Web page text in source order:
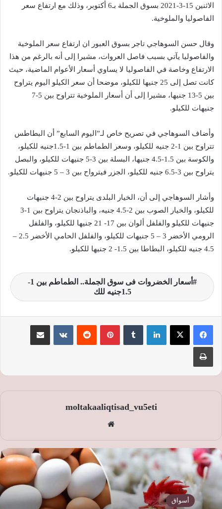
الاثنين 15-3-2021 بسوق الجملة بـ6 أكتوبر، وذلك مع ارتفاع سعر
الفاصوليا والملوخية.
وقال حسن السوهاجي تاجر بسوق العبور ان ارتفاع سعر الملوخية
والفاصوليا يآتي بسبب فاصل العروات، مشيرا إلى أنه بالرغم من هذا
الارتفاع وخاصة في الفاصوليا لا يساوي أسعار الأعوام الماضية، حيث
كانت تصل إلى 25 جنيها للكيلو، موضحا أن سعر الكيلو اليوم يتراوح
بين 5-13 جنيها، مشيرا إلى أن أسعار الملوخية تتراوح بين 5-7
جنيهات للكيلو.
وأضاف السوهاجي في تصريح خاص لـ”اليوم السابع” أن البطاطس
تتراوح بين 1-2 جنيه للكيلو، وسعر الطماطم بين 1-1.5جنيه للكيلو،
والكوسة بين 1.5-4.5 جنيها، البسلة بين 3-5 جنيهات للكيلو، والبصل
يتراوح بين 3-6.5 جنيه للكيلو، الجزر فيترواح بين 3 – 5 جنيهات للكيلو.
وأشار السوهاجي إلى أن، الخيار البلدى يتراوح بين 2-4 جنيهات
للكيلو، والخيار الصوب بين 2-4.5 جنيه، والباذنجان يتراوح بين 1-3
جنيهات للكيلو والفلفل ألوان بين 17- 21 جنيها للكيلو، والفلفل
الرومي الأخضر 3 – 5 جنيهات للكيلو، والفلفل الحامي الأخضر 2.5 –
4.5 جنيه للكيلو، البطاطا بين 1.5- 2 جنيها للكيلو.
أسعار الخضروات فى سوق الجملة.. الطماطم بين 1-
1.5جنيه للك
لينكدإن بينتيريست
moltakaaliqtisad_vu5eti
الوي
ب
أسواق